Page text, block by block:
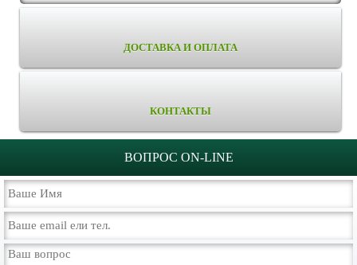
ДОСТАВКА И ОПЛАТА
КОНТАКТЫ
ВОПРОС ON-LINE